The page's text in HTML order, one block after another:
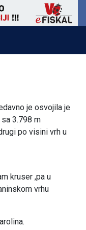
je osvojila je
3.798 m
po visini vrh u
kruser ,pa u
vrhu